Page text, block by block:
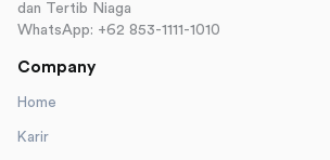
dan Tertib Niaga
WhatsApp: +62 853-1111-1010
Company
Home
Karir